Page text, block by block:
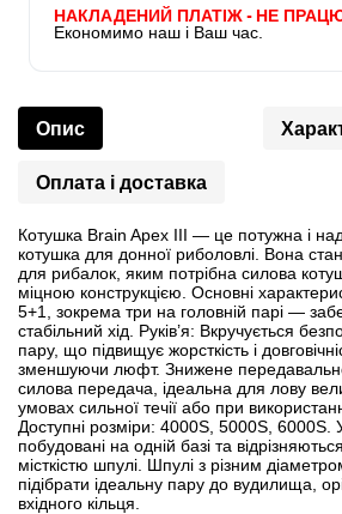
НАКЛАДЕНИЙ ПЛАТІЖ - НЕ
Економимо наш і Ваш час.
Опис
Оплата і доставка
Котушка Brain Apex III — це потужна і
котушка для донної риболовлі. Вона
для рибалок, яким потрібна силова
міцною конструкцією. Основні
5+1, зокрема три на головній парі —
стабільний хід. Руків’я: Вкручується
пару, що підвищує жорсткість і
зменшуючи люфт. Знижене
силова передача, ідеальна для лову
умовах сильної течії або при
Доступні розміри: 4000S, 5000S, 6000S.
побудовані на одній базі та
місткістю шпулі. Шпулі з різним
підібрати ідеальну пару до вудилища,
вхідного кільця.